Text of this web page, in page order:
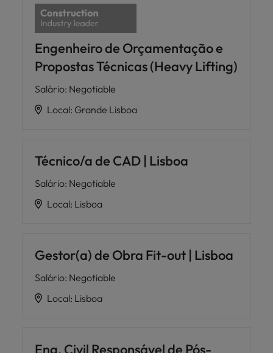
Engenheiro de Orçamentação e
Propostas Técnicas (Heavy Lifting)
Salário: Negotiable
Local: Grande Lisboa
Técnico/a de CAD | Lisboa
Salário: Negotiable
Local: Lisboa
Gestor(a) de Obra Fit-out | Lisboa
Salário: Negotiable
Local: Lisboa
Eng. Civil Responsável de Pós-